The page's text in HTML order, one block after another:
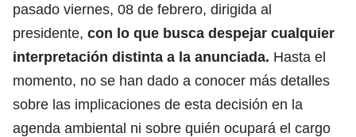
pasado viernes, 08 de febrero, dirigida al
presidente, con lo que busca despejar cualquier
interpretación distinta a la anunciada. Hasta el
momento, no se han dado a conocer más detalles
sobre las implicaciones de esta decisión en la
agenda ambiental ni sobre quién ocupará el cargo